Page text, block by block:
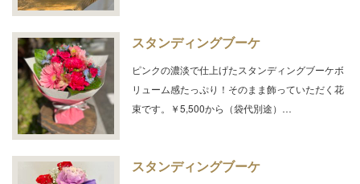
スタンディングブーケ
ピンクの濃淡で仕上げたスタンディングブーケボ
リューム感たっぷり！そのまま飾っていただく花
束です。￥5,500から（袋代別途）…
スタンディングブーケ